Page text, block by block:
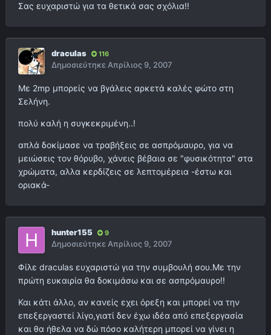
Σας ευχαριστώ για τα θετικά σας σχόλια!!
draculas 116
ΔημοσιεύτηκεΑπρίλιος 9, 2007
Με 2mp μπορείς να βγάλεις αρκετά καλές φώτο στη
Σελήνη.
πολύ καλή η συγκεκριμένη..!
απλά δοκίμασε να τραβήξεις σε ασπρόμαυρο, για να
μειώσεις τον θόρυβο, χάνεις βέβαια σε "φυσικότητα" στα
χρώματα, αλλα κερδίζεις σε λεπτομέρεια -έστω και
οριακά-
hunter155 9
ΔημοσιεύτηκεΑπρίλιος 9, 2007
Φίλε draculas ευχαριστώ για την συμβουλή σου.Με την
πρώτη ευκαιρία θα δοκιμάσω και σε ασπρόμαυρο!!
Και κάτι άλλο, αν κανείς εχει όρεξη και μπορεί να την
επεξεργαστεί λίγο,γιατί δεν έχω ιδέα από επεξεργασία
και θα ήθελα να δώ πόσο καλήτερη μπορεί να γίνει η